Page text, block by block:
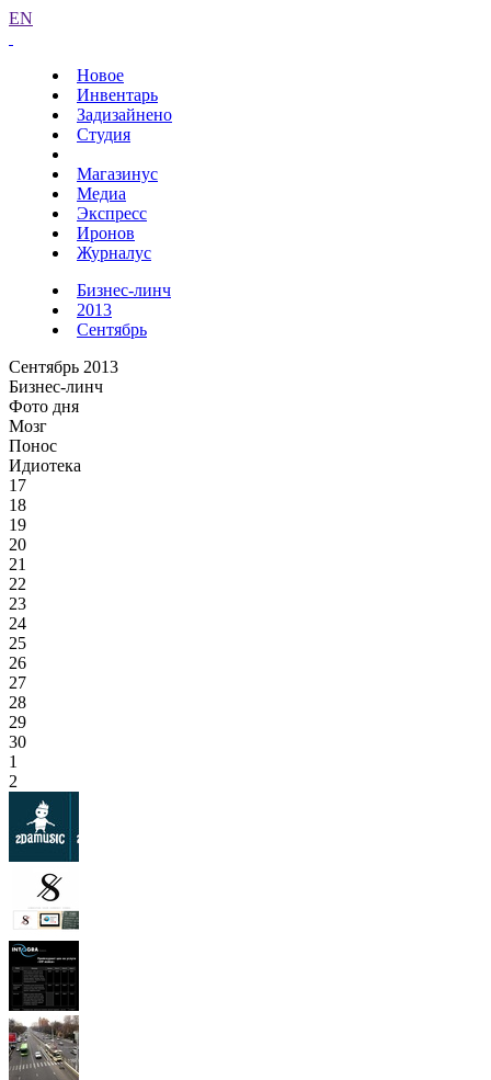
EN
Новое
Инвентарь
Задизайнено
Студия
Магазинус
Медиа
Экспресс
Иронов
Журналус
Бизнес-линч
2013
Сентябрь
Сентябрь 2013
Бизнес-линч
Фото дня
Мозг
Понос
Идиотека
17
18
19
20
21
22
23
24
25
26
27
28
29
30
1
2